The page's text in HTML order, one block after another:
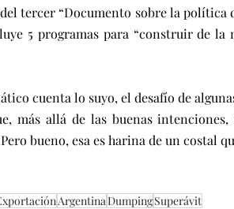
tercer “Documento sobre la política
5 programas para “construir de
cuenta lo suyo, el desafío de
más allá de las buenas
bueno, esa es harina de un costal
ArgentinaDumpingSuperávit